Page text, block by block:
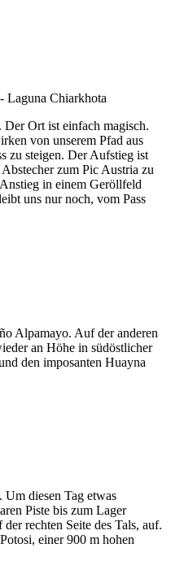
Ort ist einfach magisch.
von unserem Pfad aus
zu steigen. Der Aufstieg ist
zum Pic Austria zu
in einem Geröllfeld
uns nur noch, vom Pass
Alpamayo. Auf der anderen
an Höhe in südöstlicher
den imposanten Huayna
Um diesen Tag etwas
Piste bis zum Lager
rechten Seite des Tals, auf.
einer 900 m hohen